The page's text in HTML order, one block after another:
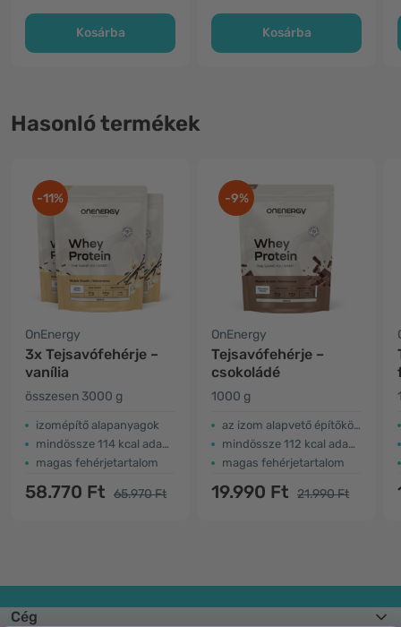
Kosárba Kosárba
Hasonló termékek
-11%
OnEnergy
3x Tejsavófehérje –
vanília
összesen 3000 g
izomépítő alapanyagok
mindössze 114 kcal adagonként
magas fehérjetartalom
58.770 Ft 65.970 Ft
-9%
OnEnergy
Tejsavófehérje –
csokoládé
1000 g
az izom alapvető építőkövei
mindössze 112 kcal adagonként
magas fehérjetartalom
19.990 Ft 21.990 Ft
Cég